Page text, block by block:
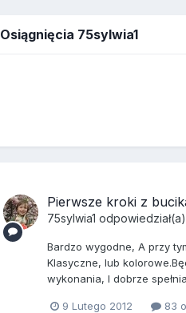
Osiągnięcia 75sylwia1
Pierwsze kroki z
75sylwia1
Bardzo wygodne, A przy
Klasyczne, lub
wykonania, I dobrze
9 Lutego 2012 83